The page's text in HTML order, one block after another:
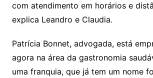
com atendimento em horários e
explica Leandro e Claudia.
Patrícia Bonnet, advogada, está
agora na área da gastronomia
uma franquia, que já tem um nome